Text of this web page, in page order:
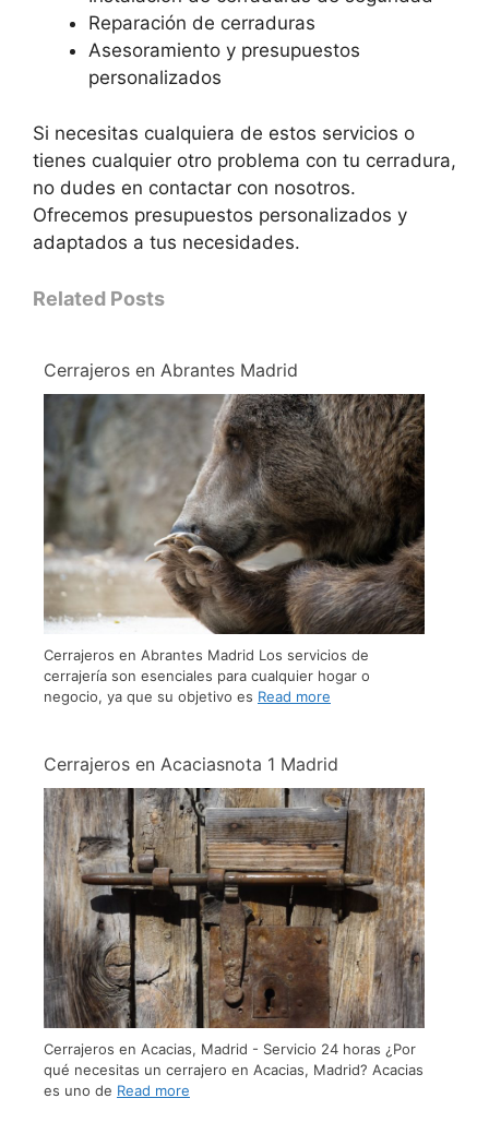
Reparación de cerraduras
Asesoramiento y presupuestos
personalizados
Si necesitas cualquiera de estos servicios o
tienes cualquier otro problema con tu cerradura,
no dudes en contactar con nosotros.
Ofrecemos presupuestos personalizados y
adaptados a tus necesidades.
Related Posts
Cerrajeros en Abrantes Madrid
Cerrajeros en Abrantes Madrid Los servicios de
cerrajería son esenciales para cualquier hogar o
negocio, ya que su objetivo es Read more
Cerrajeros en Acaciasnota 1​ Madrid
Cerrajeros en Acacias, Madrid - Servicio 24 horas ¿Por
qué necesitas un cerrajero en Acacias, Madrid? Acacias
es uno de Read more